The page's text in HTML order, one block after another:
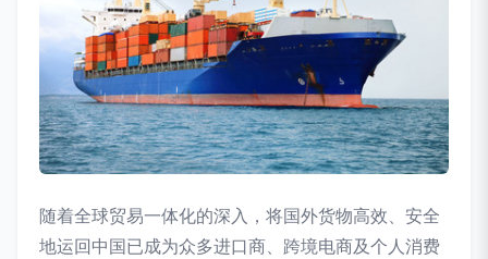
随着全球贸易一体化的深入，将国外货物高效、安全
地运回中国已成为众多进口商、跨境电商及个人消费